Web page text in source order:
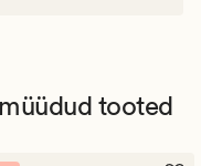
tooted